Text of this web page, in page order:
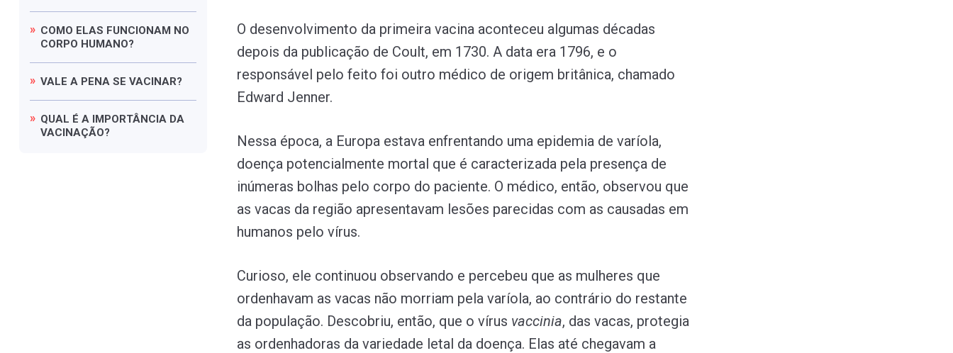
COMO ELAS FUNCIONAM NO
CORPO HUMANO?
VALE A PENA SE VACINAR?
QUAL É A IMPORTÂNCIA DA
VACINAÇÃO?
O desenvolvimento da primeira vacina aconteceu algumas décadas
depois da publicação de Coult, em 1730. A data era 1796, e o
responsável pelo feito foi outro médico de origem britânica, chamado
Edward Jenner.
Nessa época, a Europa estava enfrentando uma epidemia de varíola,
doença potencialmente mortal que é caracterizada pela presença de
inúmeras bolhas pelo corpo do paciente. O médico, então, observou que
as vacas da região apresentavam lesões parecidas com as causadas em
humanos pelo vírus.
Curioso, ele continuou observando e percebeu que as mulheres que
ordenhavam as vacas não morriam pela varíola, ao contrário do restante
da população. Descobriu, então, que o vírus vaccinia, das vacas, protegia
as ordenhadoras da variedade letal da doença. Elas até chegavam a